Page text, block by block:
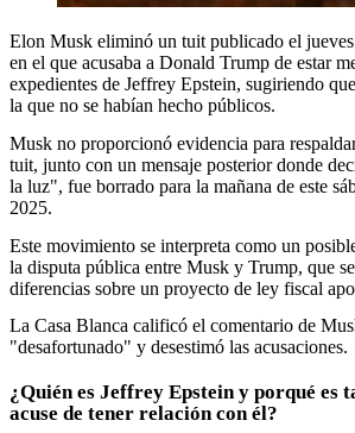
Elon Musk eliminó un tuit publicado el
en el que acusaba a Donald Trump de estar
expedientes de Jeffrey Epstein, sugiriendo
la que no se habían hecho públicos.
Musk no proporcionó evidencia para
tuit, junto con un mensaje posterior donde
la luz", fue borrado para la mañana de este
2025.
Este movimiento se interpreta como un
la disputa pública entre Musk y Trump, que
diferencias sobre un proyecto de ley fiscal
La Casa Blanca calificó el comentario de
"desafortunado" y desestimó las acusaciones.
¿Quién es Jeffrey Epstein y porqué es
acuse de tener relación con él?